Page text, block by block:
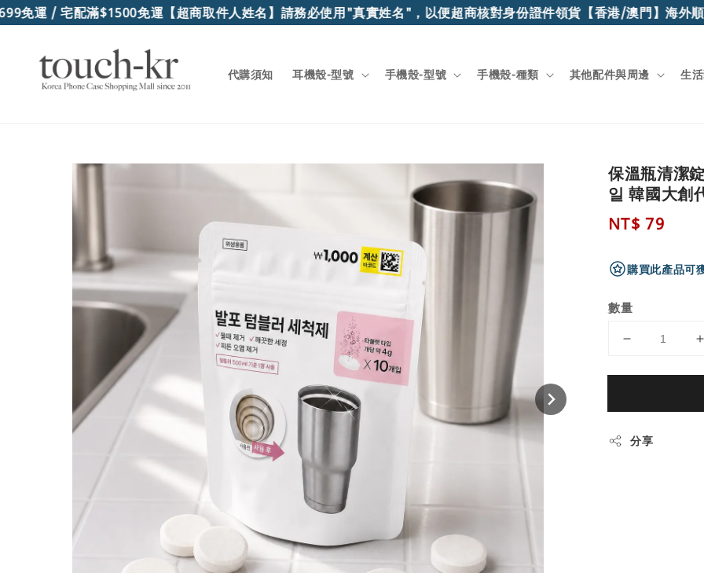
免運 / 宅配滿$1500免運【超商取件人姓名】請務必使用"真實姓名"，以便超商核對身份證件領貨【香港/澳門】海外順
代購須知 耳機殼-型號 手機殼-型號 手機殼-種類 其他配件與周邊 生
保溫瓶清潔
일 韓國大創
Regular
NT$ 79
購買此產品可
數量
分享